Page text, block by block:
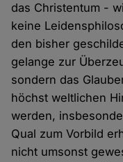
das Christentum -
keine
den bisher
gelange zur
sondern das
höchst weltlichen
werden,
Qual zum Vorbild
nicht umsonst